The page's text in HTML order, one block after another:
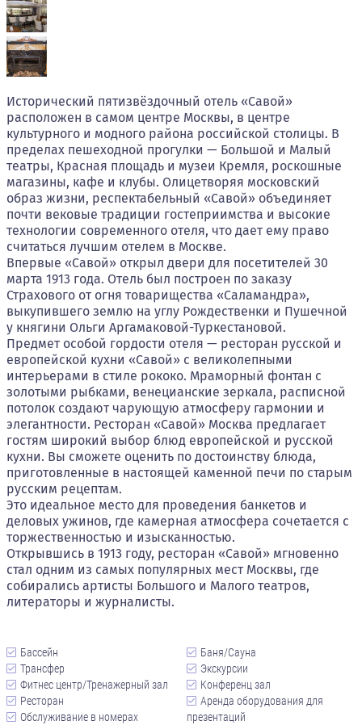
Исторический пятизвёздочный отель «Савой»
расположен в самом центре Москвы, в центре
культурного и модного района российской столицы. В
пределах пешеходной прогулки — Большой и Малый
театры, Красная площадь и музеи Кремля, роскошные
магазины, кафе и клубы. Олицетворяя московский
образ жизни, респектабельный «Савой» объединяет
почти вековые традиции гостеприимства и высокие
технологии современного отеля, что дает ему право
считаться лучшим отелем в Москве.
Впервые «Савой» открыл двери для посетителей 30
марта 1913 года. Отель был построен по заказу
Страхового от огня товарищества «Саламандра»,
выкупившего землю на углу Рождественки и Пушечной
у княгини Ольги Аргамаковой-Туркестановой.
Предмет особой гордости отеля — ресторан русской и
европейской кухни «Савой» с великолепными
интерьерами в стиле рококо. Мраморный фонтан с
золотыми рыбками, венецианские зеркала, расписной
потолок создают чарующую атмосферу гармонии и
элегантности. Ресторан «Савой» Москва предлагает
гостям широкий выбор блюд европейской и русской
кухни. Вы сможете оценить по достоинству блюда,
приготовленные в настоящей каменной печи по старым
русским рецептам.
Это идеальное место для проведения банкетов и
деловых ужинов, где камерная атмосфера сочетается с
торжественностью и изысканностью.
Открывшись в 1913 году, ресторан «Савой» мгновенно
стал одним из самых популярных мест Москвы, где
собирались артисты Большого и Малого театров,
литераторы и журналисты.
Бассейн
Трансфер
Фитнес центр/Тренажерный зал
Ресторан
Обслуживание в номерах
Баня/Сауна
Экскурсии
Конференц зал
Аренда оборудования для
презентаций